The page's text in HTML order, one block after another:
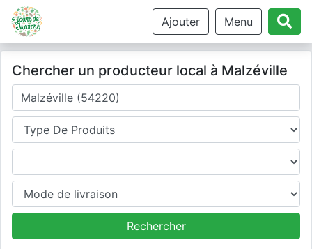
Ajouter Menu
Chercher un producteur local à Malzéville
Où cherchez-vous un producteur ?
Type de produits
Produits
Mode de livraison
Rechercher